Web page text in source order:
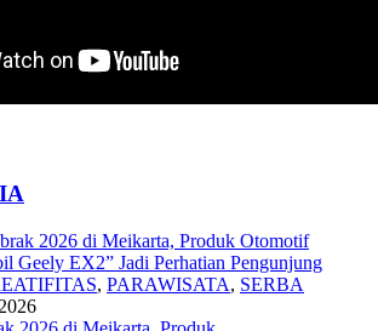
, PARAWISATA, SERBA